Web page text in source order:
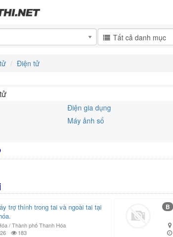
Tất cả danh mục
Điện tử
Điện gia dụng
Máy ảnh số
trợ thính trong tai và ngoài tai tại
/ Thành phố Thanh Hóa
183
B